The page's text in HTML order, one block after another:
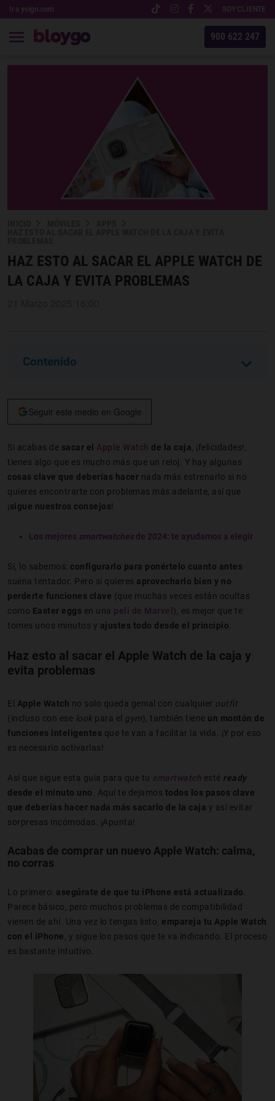
Ir a yoigo.com SOY CLIENTE
900 622 247
HAZ ESTO AL SACAR EL APPLE WATCH DE
LA CAJA Y EVITA PROBLEMAS
Contenido
Seguir este medio en Google
Si acabas de sacar el Apple Watch de la caja , ¡felicidades!,
tienes algo que es mucho más que un reloj. Y hay algunas
cosas clave que deberías hacer nada más estrenarlo si no
quieres encontrarte con problemas más adelante, así que
¡sigue nuestros consejos!
Los mejores smartwatchesde 2024: te ayudamos a elegir
Sí, lo sabemos: configurarlo para ponértelo cuanto antes
suena tentador. Pero si quieres aprovecharlo bien y no
perderte funciones clave (que muchas veces están ocultas
como Easter eggs en una peli de Marvel ), es mejor que te
tomes unos minutos y ajustes todo desde el principio
Haz esto al sacar el Apple Watch de la caja y
evita problemas
El Apple Watch no solo queda genial con cualquier outfit
(incluso con ese look para el gym), también tiene un montón de
funciones inteligentes que te van a facilitar la vida. ¡Y por eso
es necesario activarlas!
Así que sigue esta guía para que tu smartwatch esté ready
desde el minuto uno . Aquí te dejamos todos los pasos clave
que deberías hacer nada más sacarlo de la caja y así evitar
sorpresas incómodas. ¡Apunta!
Acabas de comprar un nuevo Apple Watch: calma,
no corras
Lo primero: asegúrate de que tu iPhone está actualizado
Parece básico, pero muchos problemas de compatibilidad
vienen de ahí. Una vez lo tengas listo, empareja tu Apple Watch
con el iPhone , y sigue los pasos que te va indicando. El proceso
es bastante intuitivo.